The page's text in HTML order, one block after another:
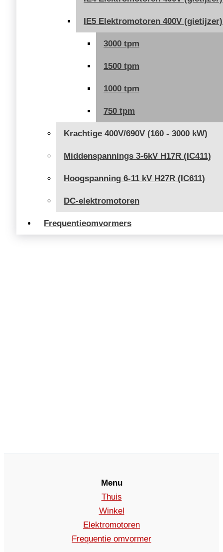
IE5 Elektromotoren 400V (gietijzer)
3000 tpm
1500 tpm
1000 tpm
750 tpm
Krachtige 400V/690V (160 - 3000 kW)
Middenspannings 3-6kV H17R (IC411)
Hoogspanning 6-11 kV H27R (IC611)
DC-elektromotoren
Frequentieomvormers
Menu
Thuis
Winkel
Elektromotoren
Frequentie omvormer